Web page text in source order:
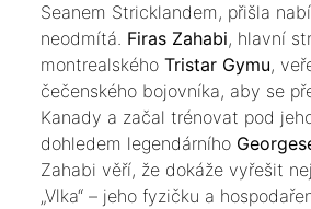
Seanem Stricklandem, přišla
neodmítá. Firas Zahabi, hlavní
montrealskéhoTristar Gymu,
čečenského bojovníka, aby se
Kanady a začal trénovat pod
dohledem legendárního
Zahabi věří, že dokáže vyřešit
„Vlka“ – jeho fyzičku a